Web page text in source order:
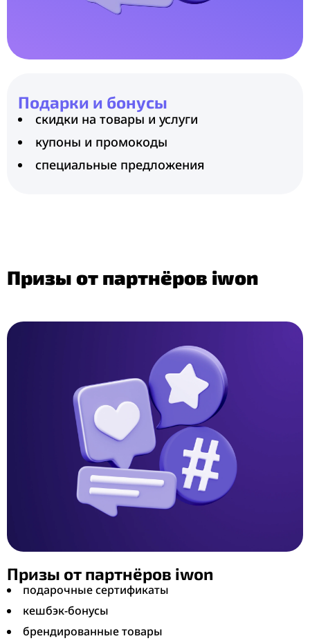
Подарки и бонусы
скидки на товары и услуги
купоны и промокоды
специальные предложения
Призы от партнёров iwon
Призы от партнёров iwon
подарочные сертификаты
кешбэк-бонусы
брендированные товары